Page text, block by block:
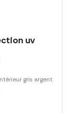
uv
gris argent